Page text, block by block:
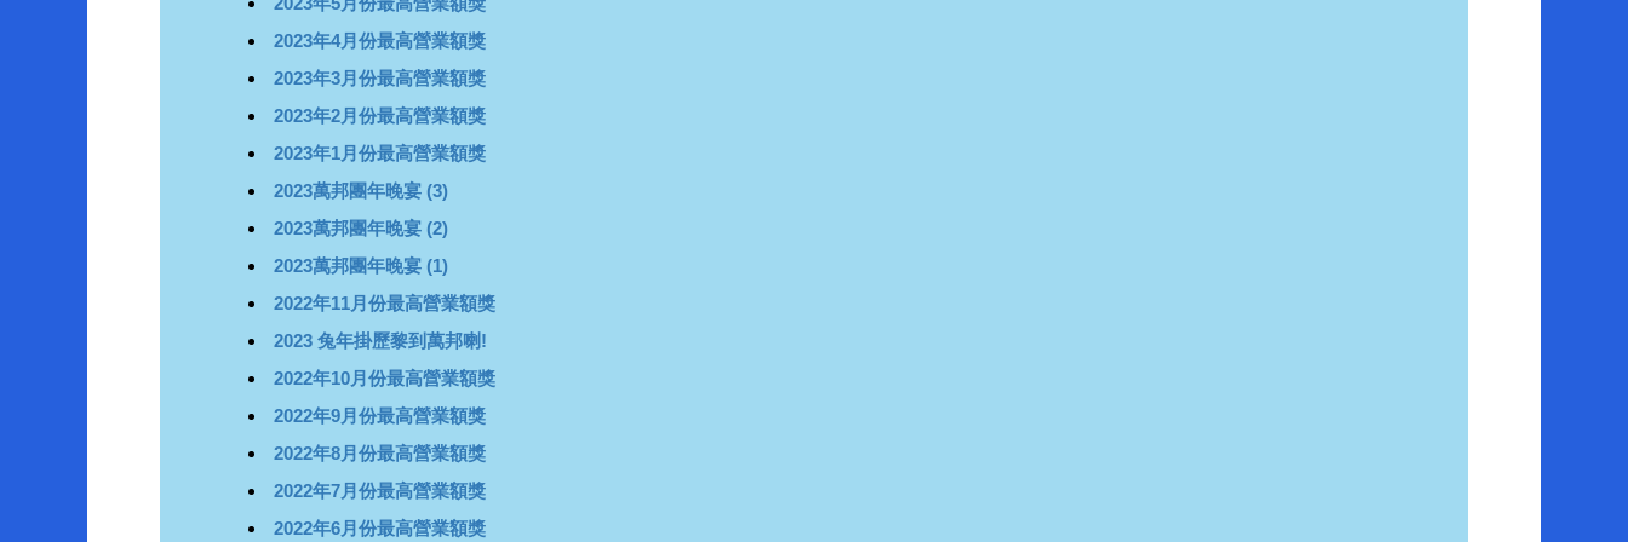
2023年4月份最高營業額獎
2023年3月份最高營業額獎
2023年2月份最高營業額獎
2023年1月份最高營業額獎
2023萬邦團年晚宴 (3)
2023萬邦團年晚宴 (2)
2023萬邦團年晚宴 (1)
2022年11月份最高營業額獎
2023 兔年掛歷黎到萬邦喇!
2022年10月份最高營業額獎
2022年9月份最高營業額獎
2022年8月份最高營業額獎
2022年7月份最高營業額獎
2022年6月份最高營業額獎